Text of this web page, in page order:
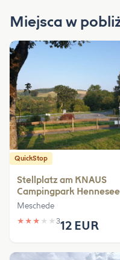
Miejsca w
QuickStop
Stellplatz am KNAUS
Campingpark Hennesee
Meschede
★ ★ ★ ★ ★ 312 EUR